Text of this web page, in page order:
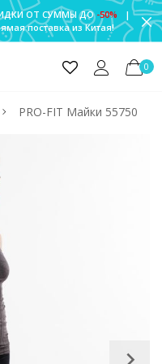
ОТ СУММЫ ДО-50%
|
поставка из Китая!
0
PRO-FIT Майки 55750